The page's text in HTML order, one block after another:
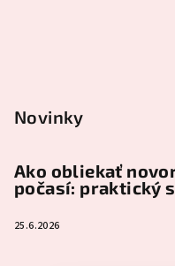
Novinky
Ako obliekať
počasí: praktický
25.6.2026